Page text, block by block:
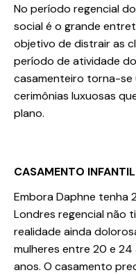
No período regencial
social é o grande
objetivo de distrair as
período de atividade
casamenteiro torna-se
cerimônias luxuosas
plano.
CASAMENTO INFANTIL
Embora Daphne tenha
Londres regencial não
realidade ainda
mulheres entre 20 e
anos. O casamento